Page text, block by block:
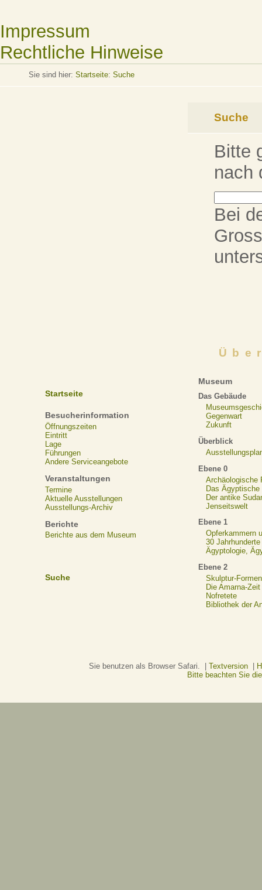
Impressum
Rechtliche Hinweise
Sie sind hier: Startseite: Suche
Suche
Bitte
nach
Bei
Startseite
Besucherinformation
Öffnungszeiten
Eintritt
Lage
Führungen
Andere Serviceangebote
Veranstaltungen
Termine
Aktuelle Ausstellungen
Ausstellungs-Archiv
Berichte
Berichte aus dem Museum
Suche
Museum
Das Gebäude
Gegenwart
Zukunft
Überblick
Ebene 0
Archäologische
Das Ägyptische
Der antike
Jenseitswelt
Ebene 1
Opferkammern
30
Ägyptologie,
Ebene 2
Skulptur-Formen
Die Amarna-Zeit
Nofretete
Bibliothek der
Sie benutzen als Browser Safari. | Textversion|
Bitte beachten Sie